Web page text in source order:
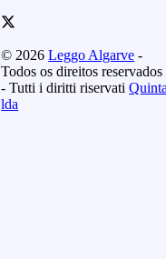
© 2026Leggo Algarve -
Todos os direitos reservados
- Tutti i diritti riservati
lda